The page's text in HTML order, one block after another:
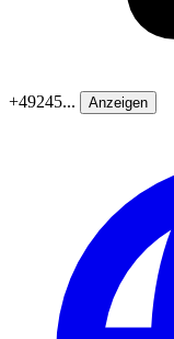
+49245... Anzeigen